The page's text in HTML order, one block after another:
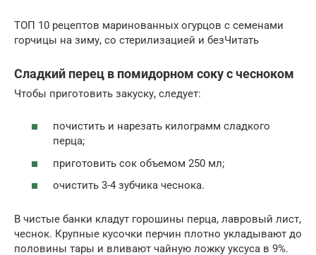
ТОП 10 рецептов маринованных огурцов с семенами
горчицы на зиму, со стерилизацией и безЧитать
Сладкий перец в помидорном соку с чесноком
Чтобы приготовить закуску, следует:
почистить и нарезать килограмм сладкого
перца;
приготовить сок объемом 250 мл;
очистить 3-4 зубчика чеснока.
В чистые банки кладут горошины перца, лавровый лист,
чеснок. Крупные кусочки перчин плотно укладывают до
половины тары и вливают чайную ложку уксуса в 9%.